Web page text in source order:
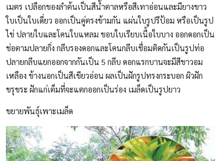
เมตร เปลือกของลำต้นเป็นสีน้ำตาลหรือสีเทาอ่อนและมียางขาว
ใบเป็นใบเดี่ยว ออกเป็นคู่ตรงข้ามกัน แผ่นใบรูปรีป้อม หรือเป็นรูป
ไข่ ปลายใบและโคนใบแหลม ขอบใบเรียบเนื้อใบบาง ออกดอกเป็น
ช่อตามปลายกิ่ง กลีบรองดอกและโคนกลีบเชื่อมติดกันเป็นรูปท่อ
ปลายกลีบแยกออกจากกันเป็น 5 กลีบ ดอกแรกบานจะมีสีขาวอม
เหลือง ข้างนอกเป็นสีเขียวอ่อน ผลเป็นฝักรูปทรงกระบอก ผิวฝัก
ขรุขระ ฝักแก่เต็มที่จะแตกออกเป็นร่อง เมล็ดเป็นรูปยาว
ขยายพันธุ์เพาะเมล็ด